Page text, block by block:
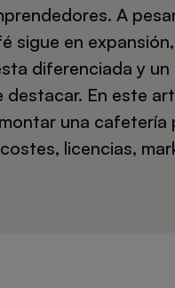
A
sigue en
diferenciada y
En este
una cafetería
licencias,